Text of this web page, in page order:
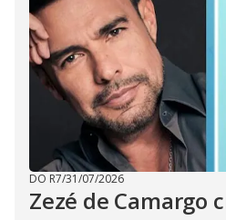
DO R7/31/07/2026
Zezé de Camargo